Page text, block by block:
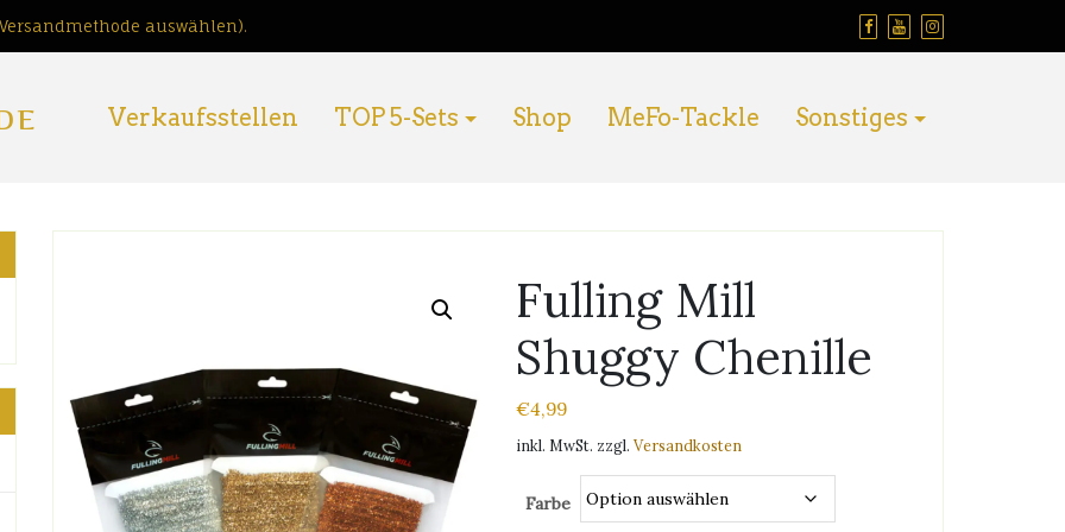
auswählen).
Verkaufsstellen TOP 5-Sets Shop MeFo-Tackle Sonstiges
Fulling Mill
Shuggy Chenille
€4,99
inkl. MwSt. zzgl. Versandkosten
Farbe